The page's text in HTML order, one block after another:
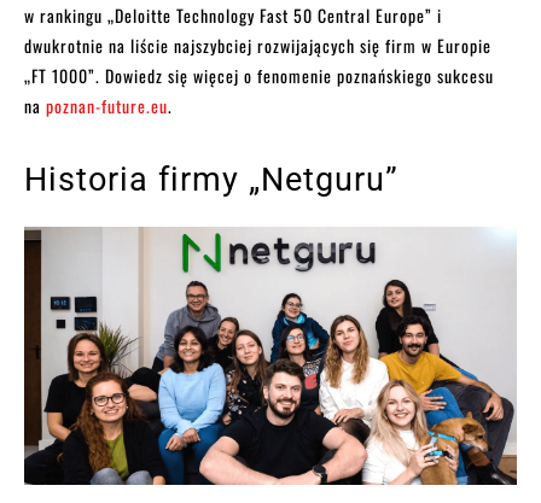
w rankingu „Deloitte Technology Fast 50 Central Europe” i
dwukrotnie na liście najszybciej rozwijających się firm w Europie
„FT 1000”. Dowiedz się więcej o fenomenie poznańskiego sukcesu
na poznan-future.eu.
Historia firmy „Netguru”